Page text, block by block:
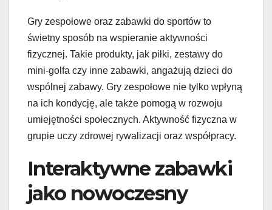
Gry zespołowe oraz zabawki do sportów to
świetny sposób na wspieranie aktywności
fizycznej. Takie produkty, jak piłki, zestawy do
mini-golfa czy inne zabawki, angażują dzieci do
wspólnej zabawy. Gry zespołowe nie tylko wpłyną
na ich kondycję, ale także pomogą w rozwoju
umiejętności społecznych. Aktywność fizyczna w
grupie uczy zdrowej rywalizacji oraz współpracy.
Interaktywne zabawki
jako nowoczesny